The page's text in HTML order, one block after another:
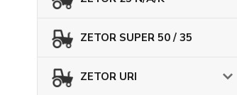
ZETOR SUPER 50 / 35
ZETOR URI